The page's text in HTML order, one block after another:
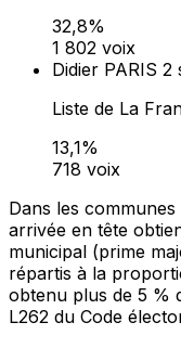
32,8%
1 802 voix
Didier PARIS 2
Liste de La
13,1%
718 voix
Dans les
arrivée en tête
municipal (prime
répartis à la
obtenu plus de 5 %
L262 du Code